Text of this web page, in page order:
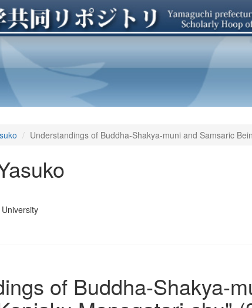
Understandings of Buddha-Shakya-muni and Samsaric
of Buddha-Shakya-